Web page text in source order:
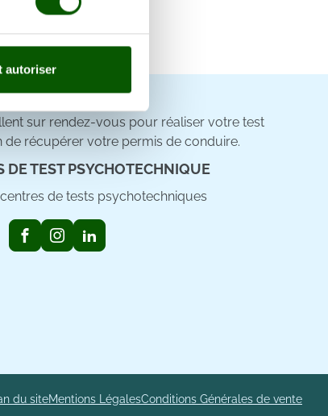
sur les cookies.
informations que
autoriser
sur rendez-vous pour réaliser votre test
de récupérer votre permis de conduire.
DE TEST PSYCHOTECHNIQUE
de tests psychotechniques
du siteMentions LégalesConditions Générales de vente